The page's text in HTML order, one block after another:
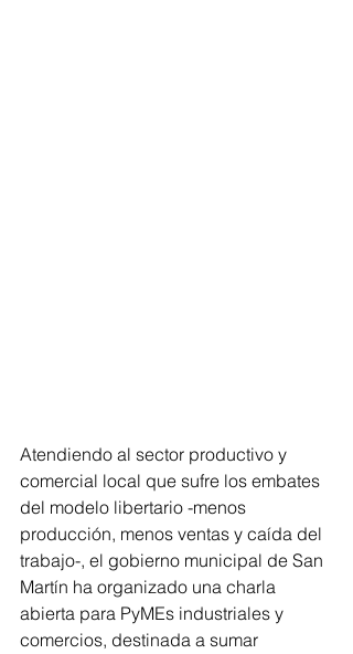
Atendiendo al sector productivo y
comercial local que sufre los embates
del modelo libertario -menos
producción, menos ventas y caída del
trabajo-, el gobierno municipal de San
Martín ha organizado una charla
abierta para PyMEs industriales y
comercios, destinada a sumar